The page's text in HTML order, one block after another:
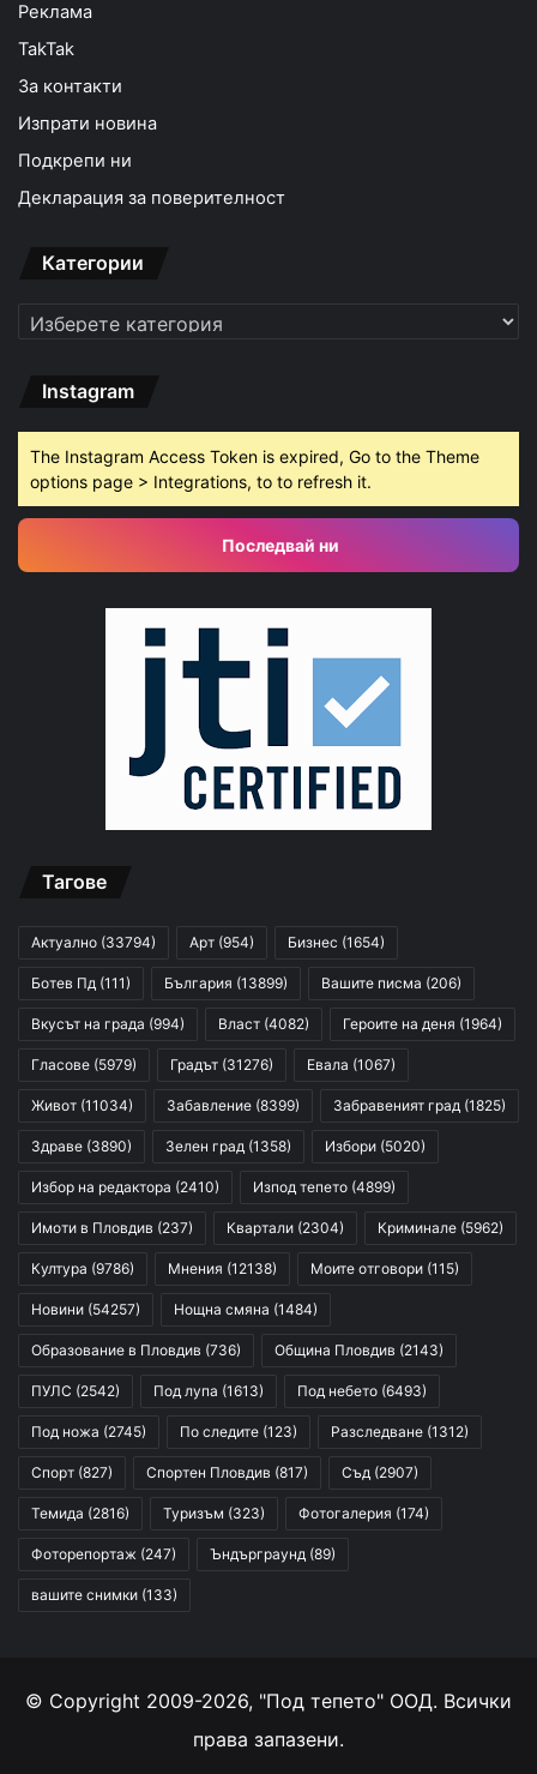
Реклама
TakTak
За контакти
Изпрати новина
Подкрепи ни
Декларация за поверителност
Категории
Категории
Instagram
The Instagram Access Token is expired, Go to the Theme
options page > Integrations, to to refresh it.
Последвай ни
Тагове
Актуално (33794) Арт (954) Бизнес (1654)
Ботев Пд (111) България (13899) Вашите писма (206)
Вкусът на града (994) Власт (4082) Героите на деня (1964)
Гласове (5979) Градът (31276) Евала (1067)
Живот (11034) Забавление (8399) Забравеният град (1825)
Здраве (3890) Зелен град (1358) Избори (5020)
Избор на редактора (2410) Изпод тепето (4899)
Имоти в Пловдив (237) Квартали (2304) Криминале (5962)
Култура (9786) Мнения (12138) Моите отговори (115)
Новини (54257) Нощна смяна (1484)
Образование в Пловдив (736) Община Пловдив (2143)
ПУЛС (2542) Под лупа (1613) Под небето (6493)
Под ножа (2745) По следите (123) Разследване (1312)
Спорт (827) Спортен Пловдив (817) Съд (2907)
Темида (2816) Туризъм (323) Фотогалерия (174)
Фоторепортаж (247) Ъндърграунд (89)
вашите снимки (133)
© Copyright 2009-2026, "Под тепето" ООД. Всички
права запазени.